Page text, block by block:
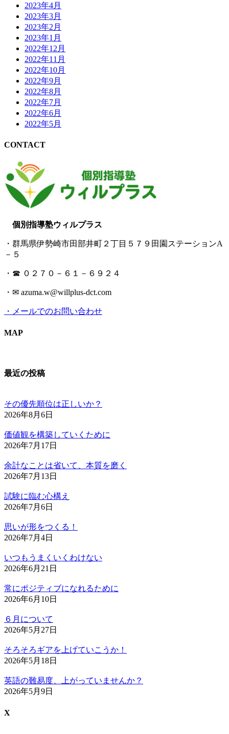
2023年4月
2023年3月
2023年2月
2023年1月
2022年12月
2022年11月
2022年10月
2022年9月
2022年8月
2022年7月
2022年6月
2022年5月
CONTACT
個別指導塾ウィルプラス
・群馬県伊勢崎市田部井町２丁目５７９田園ステーションA
－５
・☎ ０２７０－６１－６９２４
・✉ azuma.w@willplus-dct.com
・メールでのお問い合わせ
MAP
最近の投稿
その優先順位は正しいか？
2026年8月6日
価値観を構築していくために
2026年7月17日
余計なことは省いて、本質を磨く
2026年7月13日
試験に臨む心構え
2026年7月6日
思いが形をつくる！
2026年7月4日
いつもうまくいくわけない
2026年6月21日
常にポジティブになれるために
2026年6月10日
６月について
2026年5月27日
そろそろギアを上げていこうか！
2026年5月18日
英語の難易度、上がっていませんか？
2026年5月9日
X